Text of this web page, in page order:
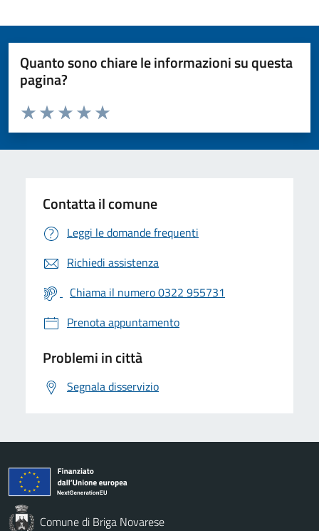
Quanto sono chiare le informazioni su questa
pagina?
Valuta da 1 a 5 stelle la pagina
Valuta 5 stelle su 5
Valuta 4 stelle su 5
Valuta 3 stelle su 5
Valuta 2 stelle su 5
Valuta 1 stelle su 5
Contatta il comune
Leggi le domande frequenti
Richiedi assistenza
Chiama il numero 0322 955731
Prenota appuntamento
Problemi in città
Segnala disservizio
Comune di Briga Novarese